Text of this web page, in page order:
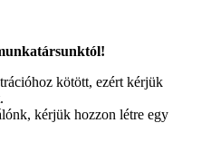
kötött, ezért kérjük
kérjük hozzon létre egy